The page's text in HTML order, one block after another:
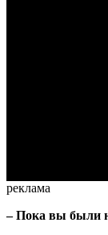
реклама
– Пока вы были